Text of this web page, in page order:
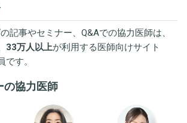
記事やセミナー、Q&Aでの協力医師は、
33万人以上が利用する医師向けサイト
です。
の協力医師